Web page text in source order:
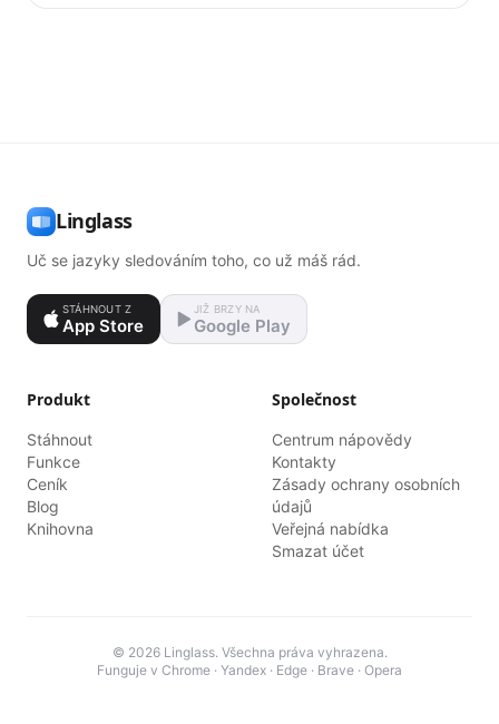
Linglass
Uč se jazyky sledováním toho, co už máš rád.
STÁHNOUT Z
App Store
JIŽ BRZY NA
Google Play
Produkt
Stáhnout
Funkce
Ceník
Blog
Knihovna
Společnost
Centrum nápovědy
Kontakty
Zásady ochrany osobních
údajů
Veřejná nabídka
Smazat účet
© 2026 Linglass. Všechna práva vyhrazena.
Funguje v Chrome · Yandex · Edge · Brave · Opera